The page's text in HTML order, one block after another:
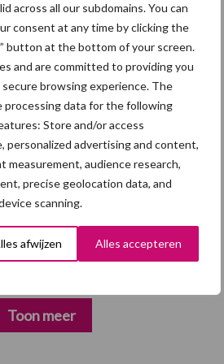
across all our subdomains. You can
consent at any time by clicking the
button at the bottom of your screen.
and are committed to providing you
browsing experience. The
processing data for the following
Store and/or access
personalized advertising and content,
measurement, audience research,
precise geolocation data, and
scanning.
afwijzen Alles accepteren
naar praktische
is in Polen
dan ooit”
voor
hyopneumoniae
in Finland onderstreept dat
belangrijk is, zeker nu
Toon meer